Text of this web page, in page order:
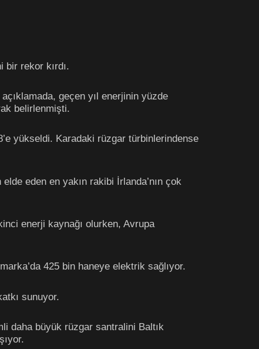
bir rekor kırdı.
geçen yıl enerjinin yüzde
belirlenmişti.
yükseldi. Karadaki rüzgar türbinlerindense
eden en yakın rakibi İrlanda’nın çok
enerji kaynağı olurken, Avrupa
425 bin haneye elektrik sağlıyor.
sunuyor.
daha büyük rüzgar santralini Baltık